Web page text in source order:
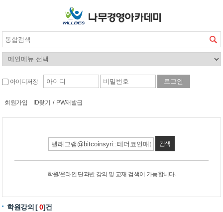
아이디저장
회원가입 ID찾기 / PW재발급
검색
학원/온라인 단과반 강의 및 교재 검색이 가능합니다.
학원강의 [0]건